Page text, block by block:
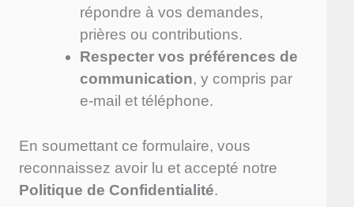
répondre à vos demandes,
prières ou contributions.
Respecter vos préférences de
communication, y compris par
e-mail et téléphone.
En soumettant ce formulaire, vous
reconnaissez avoir lu et accepté notre
Politique de Confidentialité.